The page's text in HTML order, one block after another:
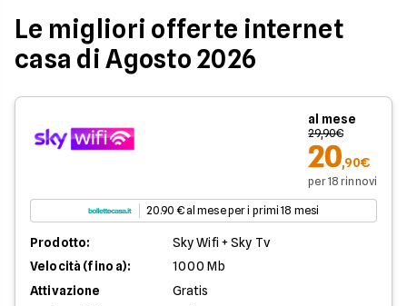
Le migliori offerte internet
casa di Agosto 2026
al mese
29,90€
20,90€
per 18 rinnovi
20.90 € al mese per i primi 18 mesi
Prodotto:
Sky Wifi + Sky Tv
Velocità (fino a):
1000 Mb
Attivazione
Gratis